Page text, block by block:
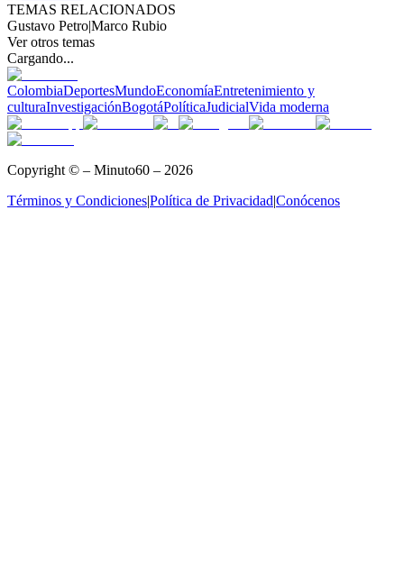
TEMAS RELACIONADOS
Gustavo Petro|Marco Rubio
Ver otros temas
Cargando...
ColombiaDeportesMundoEconomíaEntretenimiento y
culturaInvestigaciónBogotáPolíticaJudicialVida moderna
Copyright © – Minuto60 – 2026
Términos y Condiciones|Política de Privacidad|Conócenos